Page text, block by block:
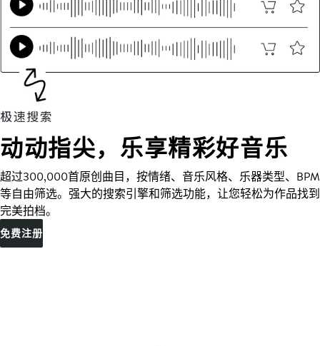
动动指尖，乐享精彩好音乐
超过300,000首原创曲目，按情绪、音乐风格、乐器类型、BPM
等自由筛选。强大的搜索引擎和筛选功能，让您轻松为作品找到
完美拍档。
免费注册